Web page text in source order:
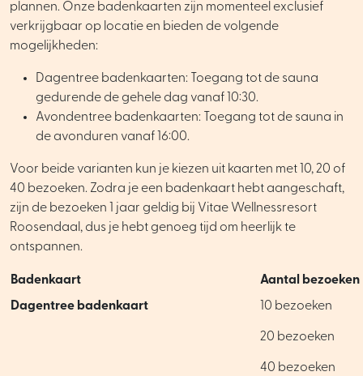
plannen. Onze badenkaarten zijn momenteel exclusief
verkrijgbaar op locatie en bieden de volgende
mogelijkheden:
Dagentree badenkaarten: Toegang tot de sauna
gedurende de gehele dag vanaf 10:30.
Avondentree badenkaarten: Toegang tot de sauna in
de avonduren vanaf 16:00.
Voor beide varianten kun je kiezen uit kaarten met 10, 20 of
40 bezoeken. Zodra je een badenkaart hebt aangeschaft,
zijn de bezoeken 1 jaar geldig bij Vitae Wellnessresort
Roosendaal, dus je hebt genoeg tijd om heerlijk te
ontspannen.
Badenkaart
Aantal bezoeken
Dagentree badenkaart
10 bezoeken
20 bezoeken
40 bezoeken